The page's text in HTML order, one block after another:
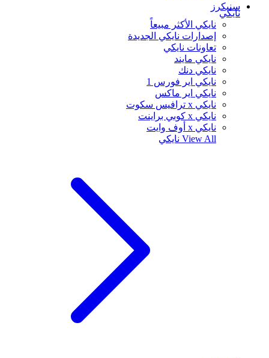
سنيكرز
نايكي
نايكي الأكثر مبيعاً
إصدارات نايكي الجديدة
تعاونات نايكي
نايكي مايند
نايكي دنك
نايكي اير فورس 1
نايكي اير ماكس
نايكي x ترافيس سكوت
نايكي x كوبي براينت
نايكي x أوف وايت
View All نايكي